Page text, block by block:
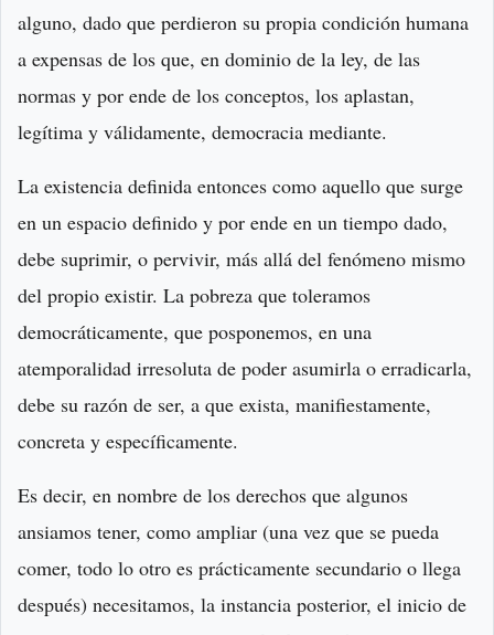
alguno, dado que perdieron su propia condición humana
a expensas de los que, en dominio de la ley, de las
normas y por ende de los conceptos, los aplastan,
legítima y válidamente, democracia mediante.
La existencia definida entonces como aquello que surge
en un espacio definido y por ende en un tiempo dado,
debe suprimir, o pervivir, más allá del fenómeno mismo
del propio existir. La pobreza que toleramos
democráticamente, que posponemos, en una
atemporalidad irresoluta de poder asumirla o erradicarla,
debe su razón de ser, a que exista, manifiestamente,
concreta y específicamente.
Es decir, en nombre de los derechos que algunos
ansiamos tener, como ampliar (una vez que se pueda
comer, todo lo otro es prácticamente secundario o llega
después) necesitamos, la instancia posterior, el inicio de